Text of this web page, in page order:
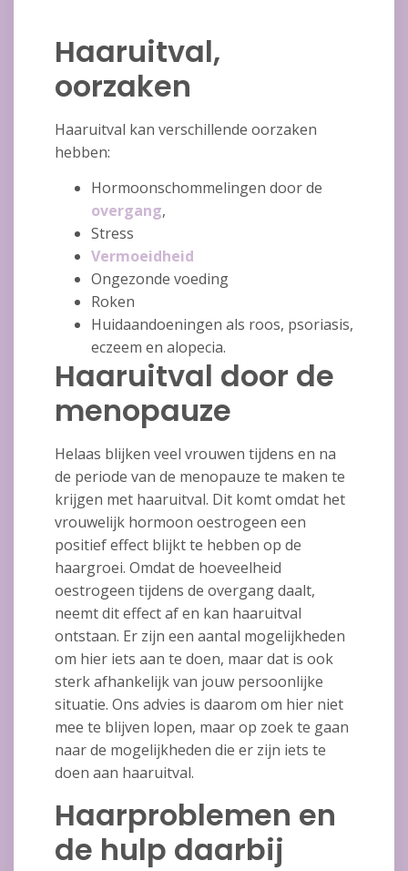
Haaruitval,
oorzaken
Haaruitval kan verschillende oorzaken
hebben:
Hormoonschommelingen door de
overgang,
Stress
Vermoeidheid
Ongezonde voeding
Roken
Huidaandoeningen als roos, psoriasis,
eczeem en alopecia.
Haaruitval door de
menopauze
Helaas blijken veel vrouwen tijdens en na
de periode van de menopauze te maken te
krijgen met haaruitval. Dit komt omdat het
vrouwelijk hormoon oestrogeen een
positief effect blijkt te hebben op de
haargroei. Omdat de hoeveelheid
oestrogeen tijdens de overgang daalt,
neemt dit effect af en kan haaruitval
ontstaan. Er zijn een aantal mogelijkheden
om hier iets aan te doen, maar dat is ook
sterk afhankelijk van jouw persoonlijke
situatie. Ons advies is daarom om hier niet
mee te blijven lopen, maar op zoek te gaan
naar de mogelijkheden die er zijn iets te
doen aan haaruitval.
Haarproblemen en
de hulp daarbij